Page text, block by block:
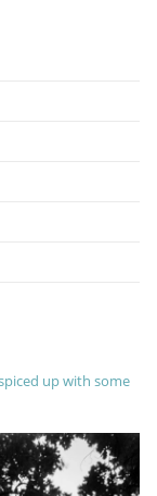
up with some